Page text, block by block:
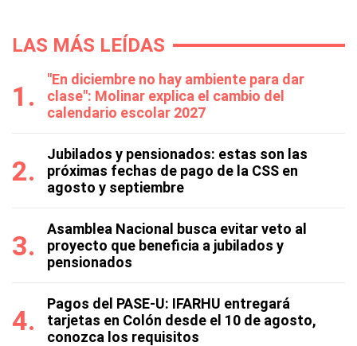
LAS MÁS LEÍDAS
"En diciembre no hay ambiente para dar
clase": Molinar explica el cambio del
calendario escolar 2027
Jubilados y pensionados: estas son las
próximas fechas de pago de la CSS en
agosto y septiembre
Asamblea Nacional busca evitar veto al
proyecto que beneficia a jubilados y
pensionados
Pagos del PASE-U: IFARHU entregará
tarjetas en Colón desde el 10 de agosto,
conozca los requisitos